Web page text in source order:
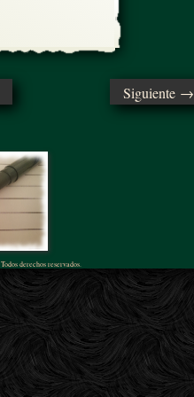
Siguiente →
Todos derechos reservados.